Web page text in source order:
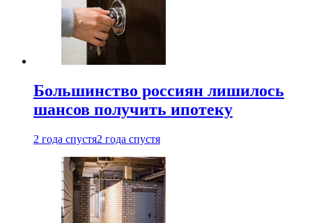
Большинство россиян лишилось
шансов получить ипотеку
2 года спустя2 года спустя